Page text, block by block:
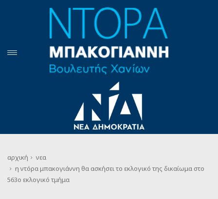
αρχική
νεα
η ντόρα μπακογιάννη θα ασκήσει το εκλογικό της δικαίωμα στο
563ο εκλογικό τμήμα